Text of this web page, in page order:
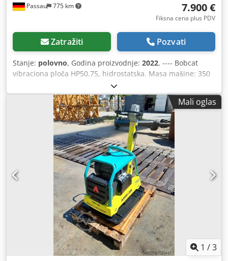
Passau 775 km 7.900 €
Fiksna cena plus PDV
Zatražiti Pozvati
Stanje: polovno, Godina proizvodnje: 2022, ---- Bobcat
vibraciona ploča HP50.75, hidrostatska. Masa mašine: 350
kg Dužina osnovne ploče: 450 mm Dužina mašine: 900 mm
Dužina mašine sa ručkom: 1.600 mm Visina mašine: 820
mm Visina ručke (u radu): 1.000 mm Visina ručke (pri
transportu): 1.500 mm Širina mašine: 450/600/750 mm
Motor: Hatz Supra 1D50S Gorivo: Dizel Snaga motora pri
obrtajima u minuti: 7 kW pri 3200 Maksimalna frekvencija
vibracija: 70 Hz Maksimalna centrifugalna sila: 50 kN
Dedozkz Tkjpfx Acljkr Maksimalni nagib koji može da
savlada: 36 % Amplituda: 1,7 mm
Mali oglas
1 /3